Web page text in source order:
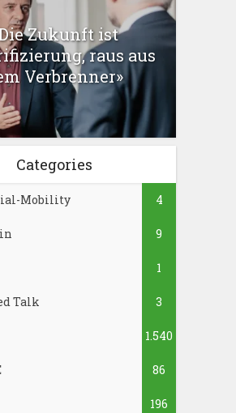
Zukunft ist
raus aus
Verbrenner»
Categories
Mobility 4
9
1
Talk 3
1.540
86
196